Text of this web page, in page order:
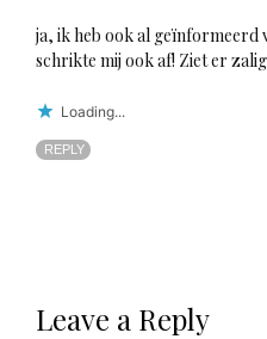
ja, ik heb ook al geïnformeerd
schrikte mij ook af! Ziet er
Loading...
REPLY
Leave a Reply